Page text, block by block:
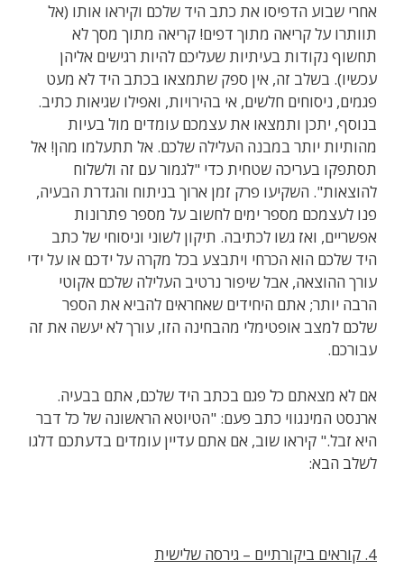
אחרי שבוע הדפיסו את כתב היד שלכם וקיראו אותו (אל
תוותרו על קריאה מתוך דפים! קריאה מתוך מסך לא
תחשוף נקודות בעיתיות שעליכם להיות רגישים אליהן
עכשיו). בשלב זה, אין ספק שתמצאו בכתב היד לא מעט
פגמים, ניסוחים חלשים, אי בהירויות, ואפילו שגיאות כתיב.
בנוסף, יתכן ותמצאו את עצמכם עומדים מול בעיות
מהותיות יותר במבנה העלילה שלכם. אל תתעלמו מהן! אל
תסתפקו בעריכה שטחית כדי "לגמור עם זה ולשלוח
להוצאות". השקיעו פרק זמן ארוך בניתוח והגדרת הבעיה,
פנו לעצמכם מספר ימים לחשוב על מספר פתרונות
אפשריים, ואז גשו לכתיבה. תיקון לשוני וניסוחי של כתב
היד שלכם הוא הכרחי ויתבצע בכל מקרה על ידכם או על ידי
עורך ההוצאה, אבל שיפור נרטיב העלילה שלכם אקוטי
הרבה יותר; אתם היחידים שאחראים להביא את הספר
שלכם למצב אופטימלי מהבחינה הזו, עורך לא יעשה את זה
עבורכם.
אם לא מצאתם כל פגם בכתב היד שלכם, אתם בבעיה.
ארנסט המינגווי כתב פעם: "הטיוטא הראשונה של כל דבר
היא זבל." קיראו שוב, אם אתם עדיין עומדים בדעתכם דלגו
לשלב הבא:
4. קוראים ביקורתיים – גירסה שלישית